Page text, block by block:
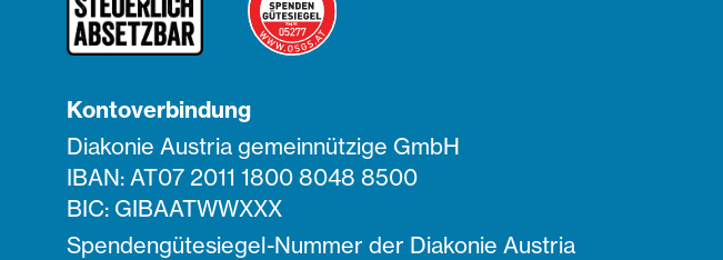
Kontoverbindung
Diakonie Austria gemeinnützige GmbH
IBAN: AT07 2011 1800 8048 8500
BIC: GIBAATWWXXX
Spendengütesiegel-Nummer der Diakonie Austria